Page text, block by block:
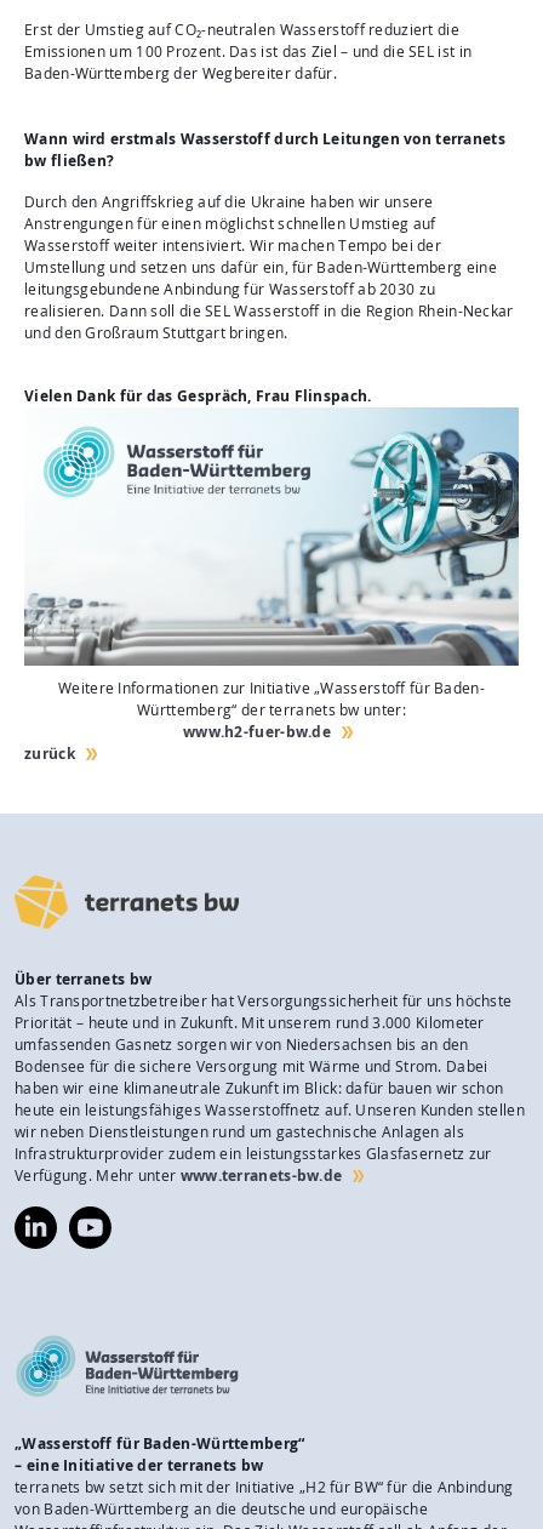
Erst der Umstieg auf CO₂-neutralen Wasserstoff reduziert die
Emissionen um 100 Prozent. Das ist das Ziel – und die SEL ist in
Baden-Württemberg der Wegbereiter dafür.
Wann wird erstmals Wasserstoff durch Leitungen von terranets
bw fließen?
Durch den Angriffskrieg auf die Ukraine haben wir unsere
Anstrengungen für einen möglichst schnellen Umstieg auf
Wasserstoff weiter intensiviert. Wir machen Tempo bei der
Umstellung und setzen uns dafür ein, für Baden-Württemberg eine
leitungsgebundene Anbindung für Wasserstoff ab 2030 zu
realisieren. Dann soll die SEL Wasserstoff in die Region Rhein-Neckar
und den Großraum Stuttgart bringen.
Vielen Dank für das Gespräch, Frau Flinspach.
Weitere Informationen zur Initiative „Wasserstoff für Baden-
Württemberg“ der terranets bw unter:
www.h2-fuer-bw.de
zurück
Über terranets bw
Als Transportnetzbetreiber hat Versorgungssicherheit für uns höchste
Priorität – heute und in Zukunft. Mit unserem rund 3.000 Kilometer
umfassenden Gasnetz sorgen wir von Niedersachsen bis an den
Bodensee für die sichere Versorgung mit Wärme und Strom. Dabei
haben wir eine klimaneutrale Zukunft im Blick: dafür bauen wir schon
heute ein leistungsfähiges Wasserstoffnetz auf. Unseren Kunden stellen
wir neben Dienstleistungen rund um gastechnische Anlagen als
Infrastrukturprovider zudem ein leistungsstarkes Glasfasernetz zur
Verfügung. Mehr unter www.terranets-bw.de
https://www.linkedin.com/company/terranets-
bw-
https://www.youtube.com/@terranetsbw
„Wasserstoff für Baden-Württemberg“
– eine Initiative der terranets bw
terranets bw setzt sich mit der Initiative „H2 für BW“ für die Anbindung
von Baden-Württemberg an die deutsche und europäische